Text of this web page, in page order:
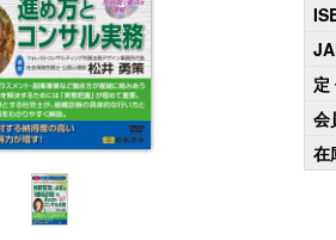
定
会
在
訂版〕Excelでできる 産前産後休業・育
児休業《簡単》管理
こど